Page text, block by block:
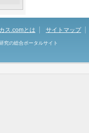
ス.comとは サイトマップ
究の総合ポータルサイト